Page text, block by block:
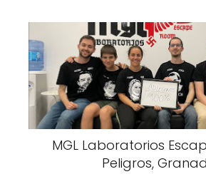
MGL Laboratorios
Peligros,